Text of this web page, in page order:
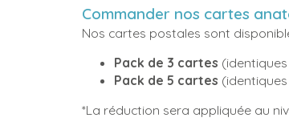
Commander nos cartes
Nos cartes postales sont
Pack de 3 cartes
Pack de 5 cartes
*La réduction sera appliquée au